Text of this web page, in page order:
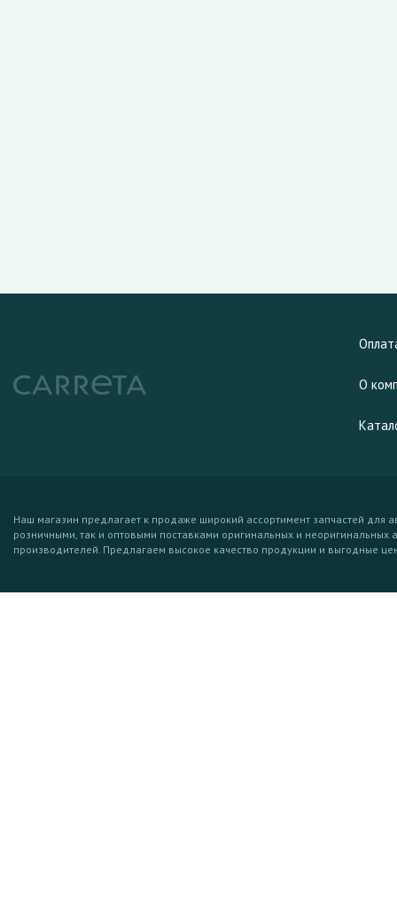
О
Наш магазин предлагает к продаже широкий ассортимент запчастей для
розничными, так и оптовыми поставками оригинальных и неоригинальных
производителей. Предлагаем высокое качество продукции и выгодные